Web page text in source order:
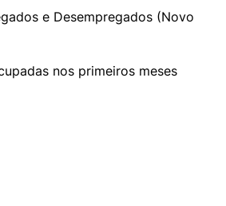
e Desempregados (Novo
nos primeiros meses